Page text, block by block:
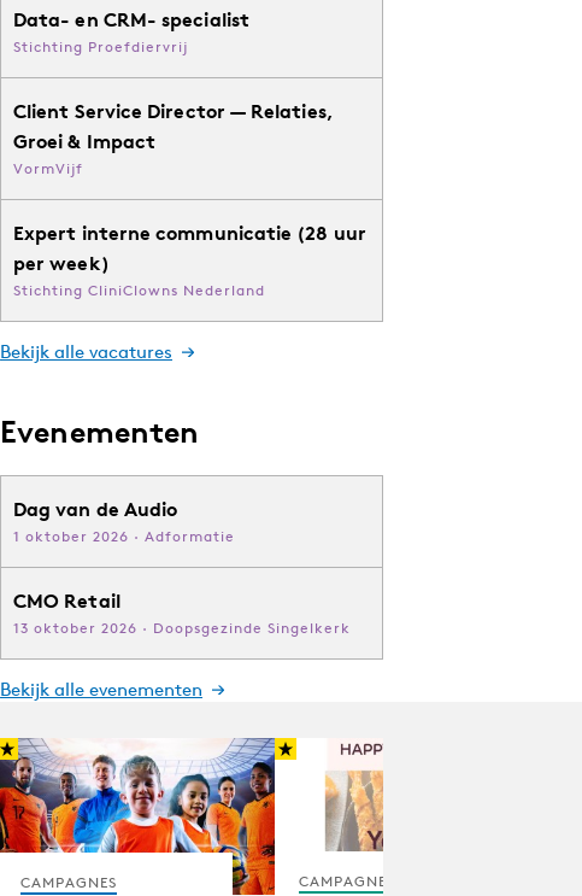
Data- en CRM- specialist
Stichting Proefdiervrij
Client Service Director — Relaties,
Groei & Impact
VormVijf
Expert interne communicatie (28 uur
per week)
Stichting CliniClowns Nederland
Bekijk alle vacatures
Evenementen
Dag van de Audio
1 oktober 2026 · Adformatie
CMO Retail
13 oktober 2026 · Doopsgezinde Singelkerk
Bekijk alle evenementen
CAMPAGNES CAMPAGNES